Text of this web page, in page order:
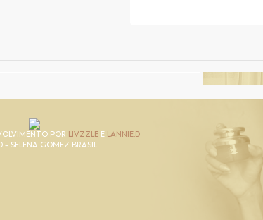
POR LIVZZLE E LANNIE.D
SELENA GOMEZ BRASIL